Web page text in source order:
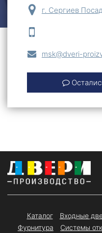
г. Сергиев Посад
msk@dveri-
Каталог Входные
Фурнитура
Системы